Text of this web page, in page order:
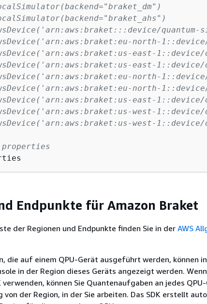
north-
east-
east-
north-
north-
east-
west-
west-
Endpunkte für Amazon Braket
der Regionen und Endpunkte finden Sie in der AWS
die auf einem QPU-Gerät ausgeführt werden, können
in der Region dieses Geräts angezeigt werden.
verwenden, können Sie Quantenaufgaben an jedes
von der Region, in der Sie arbeiten. Das SDK erstellt